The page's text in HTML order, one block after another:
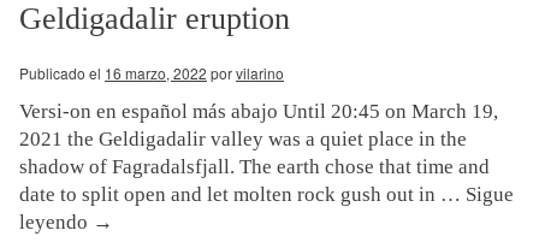
Geldigadalir eruption
Publicado el 16 marzo, 2022 porvilarino
Versi-on en español más abajo Until 20:45 on March 19,
2021 the Geldigadalir valley was a quiet place in the
shadow of Fagradalsfjall. The earth chose that time and
date to split open and let molten rock gush out in … Sigue
leyendo →